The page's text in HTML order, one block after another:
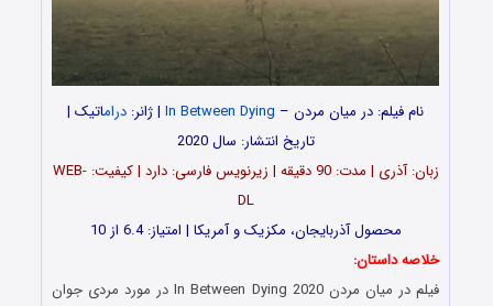
نام فیلم: در میان مردن – In Between Dying | ژانر: دراماتیک |
تاریخ انتشار: سال 2020
زبان: آذری | مدت: 90 دقیقه | زیرنویس فارسی: دارد | کیفیت: WEB-
DL
محصول آذربایجان، مکزیک و آمریکا | امتیاز: 6.4 از 10
خلاصه داستان:
فیلم در میان مردن In Between Dying 2020 در مورد مردی جوان